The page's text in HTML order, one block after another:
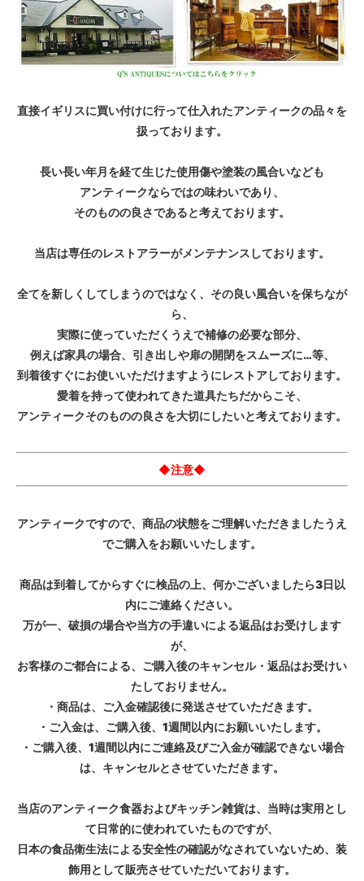
直接イギリスに買い付けに行って仕入れたアンティークの品々を
扱っております。
長い長い年月を経て生じた使用傷や塗装の風合いなども
アンティークならではの味わいであり、
そのものの良さであると考えております。
当店は専任のレストアラーがメンテナンスしております。
全てを新しくしてしまうのではなく、その良い風合いを保ちなが
ら、
実際に使っていただくうえで補修の必要な部分、
例えば家具の場合、引き出しや扉の開閉をスムーズに…等、
到着後すぐにお使いいただけますようにレストアしております。
愛着を持って使われてきた道具たちだからこそ、
アンティークそのものの良さを大切にしたいと考えております。
◆注意◆
アンティークですので、商品の状態をご理解いただきましたうえ
でご購入をお願いいたします。
商品は到着してからすぐに検品の上、何かございましたら3日以
内にご連絡ください。
万が一、破損の場合や当方の手違いによる返品はお受けします
が、
お客様のご都合による、ご購入後のキャンセル・返品はお受けい
たしておりません。
・商品は、ご入金確認後に発送させていただきます。
・ご入金は、ご購入後、1週間以内にお願いいたします。
・ご購入後、1週間以内にご連絡及びご入金が確認できない場合
は、キャンセルとさせていただきます。
当店のアンティーク食器およびキッチン雑貨は、当時は実用とし
て日常的に使われていたものですが、
日本の食品衛生法による安全性の確認がなされていないため、装
飾用として販売させていただいております。